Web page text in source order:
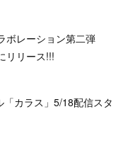
ボレーション第二弾
リリース!!!
カラス」5/18配信スタ